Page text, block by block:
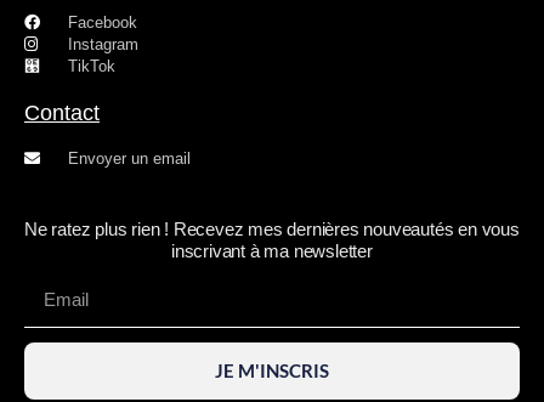
Facebook
Instagram
TikTok
Contact
Envoyer un email
Ne ratez plus rien ! Recevez mes dernières nouveautés en vous
inscrivant à ma newsletter
JE M'INSCRIS